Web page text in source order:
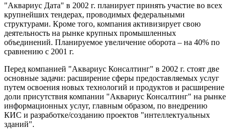
"Аквариус Дата" в 2002 г. планирует принять участие во всех
крупнейших тендерах, проводимых федеральными
структурами. Кроме того, компания активизирует свою
деятельность на рынке крупных промышленных
объединений. Планируемое увеличение оборота – на 40% по
сравнению с 2001 г.
Перед компанией "Аквариус Консалтинг" в 2002 г. стоят две
основные задачи: расширение сферы предоставляемых услуг
путем освоения новых технологий и продуктов и расширение
доли присутствия компании "Аквариус Консалтинг" на рынке
информационных услуг, главным образом, по внедрению
КИС и разработке/созданию проектов "интеллектуальных
зданий".